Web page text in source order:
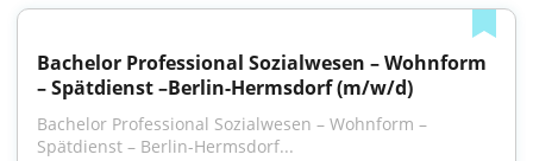
Bachelor Professional Sozialwesen – Wohnform
– Spätdienst –Berlin-Hermsdorf (m/w/d)
Bachelor Professional Sozialwesen – Wohnform –
Spätdienst – Berlin-Hermsdorf...